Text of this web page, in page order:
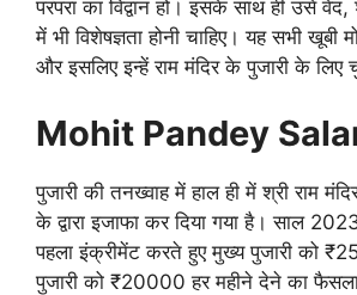
परंपरा का विद्वान हो। इसके साथ ही उसे
में भी विशेषज्ञता होनी चाहिए। यह सभी खूबी
और इसलिए इन्हें राम मंदिर के पुजारी के लिए
Mohit Pandey
पुजारी की तनख्वाह में हाल ही में श्री राम
के द्वारा इजाफा कर दिया गया है। साल
पहला इंक्रीमेंट करते हुए मुख्य पुजारी को
पुजारी को ₹20000 हर महीने देने का